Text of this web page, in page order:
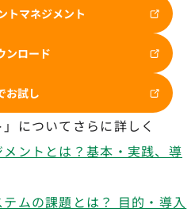
トマネジメント
ンロード
お試し
についてさらに詳しく
メントとは？基本・実践、導
ムの課題とは？ 目的・導入